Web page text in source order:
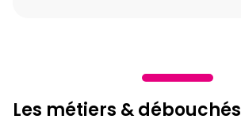
Les métiers & débouchés